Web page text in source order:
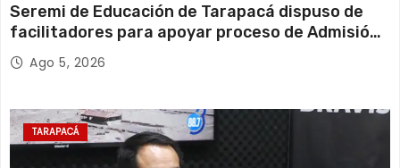
Seremi de Educación de Tarapacá dispuso de
facilitadores para apoyar proceso de Admisión
Escolar 2027
Ago 5, 2026
TARAPACÁ